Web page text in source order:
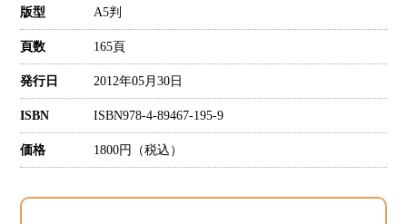
版型 A5判
頁数 165頁
発行日 2012年05月30日
ISBN ISBN978-4-89467-195-9
価格 1800円（税込）